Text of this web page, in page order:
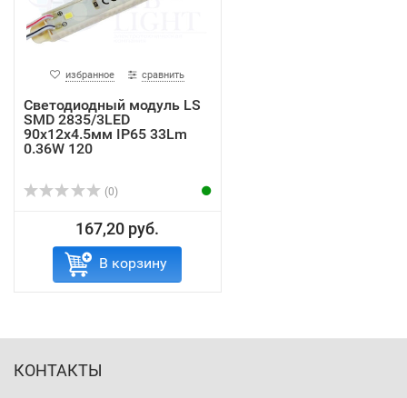
избранное сравнить
Светодиодный модуль LS
SMD 2835/3LED
90х12х4.5мм IP65 33Lm
0.36W 120
(0)
167,20 руб.
В корзину
КОНТАКТЫ